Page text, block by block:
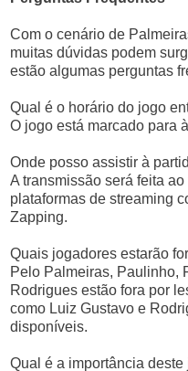
Com o cenário de
muitas dúvidas podem
estão algumas perguntas
Qual é o horário do jogo
O jogo está marcado para
Onde posso assistir à
A transmissão será feita
plataformas de streaming
Zapping.
Quais jogadores estarão
Pelo Palmeiras, Paulinho,
Rodrigues estão fora por
como Luiz Gustavo e
disponíveis.
Qual é a importância